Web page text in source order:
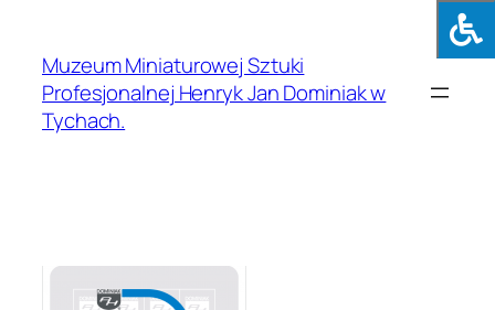
Muzeum Miniaturowej Sztuki
Profesjonalnej Henryk Jan Dominiak w
Tychach.